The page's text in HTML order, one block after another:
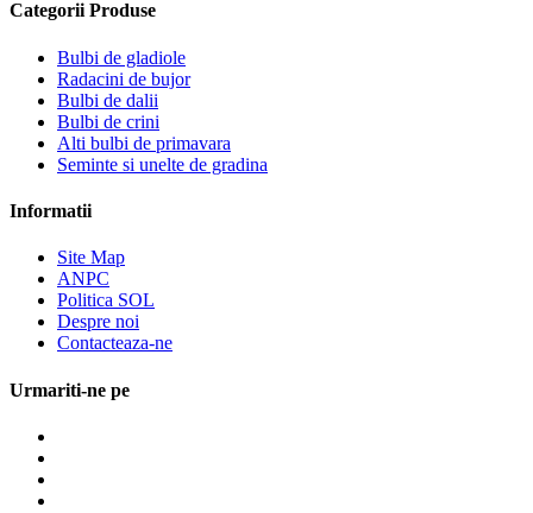
Categorii Produse
Bulbi de gladiole
Radacini de bujor
Bulbi de dalii
Bulbi de crini
Alti bulbi de primavara
Seminte si unelte de gradina
Informatii
Site Map
ANPC
Politica SOL
Despre noi
Contacteaza-ne
Urmariti-ne pe